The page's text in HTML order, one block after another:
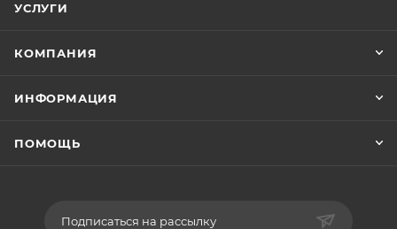
УСЛУГИ
КОМПАНИЯ
ИНФОРМАЦИЯ
ПОМОЩЬ
Подписаться на рассылку